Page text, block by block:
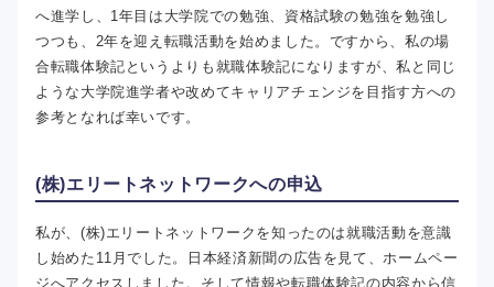
へ進学し、1年目は大学院での勉強、資格試験の勉強を勉強し
つつも、2年を迎え転職活動を始めました。ですから、私の場
合転職体験記というよりも就職体験記になりますが、私と同じ
ような大学院進学者や改めてキャリアチェンジを目指す方への
参考となれば幸いです。
(株)エリートネットワークへの申込
私が、(株)エリートネットワークを知ったのは就職活動を意識
し始めた11月でした。日本経済新聞の広告を見て、ホームペー
ジへアクセスしました。そして情報や転職体験記の内容から信